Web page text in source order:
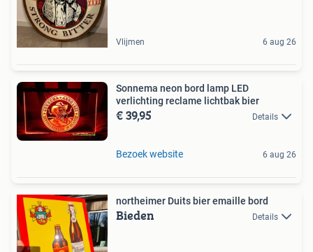
Vlijmen 6 aug 26
Sonnema neon bord lamp LED
verlichting reclame lichtbak bier
€ 39,95 Details
Bezoek website 6 aug 26
northeimer Duits bier emaille bord
Bieden Details